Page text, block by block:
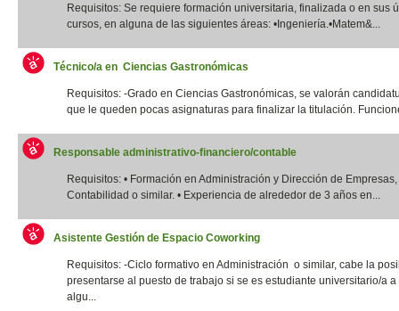
Requisitos: Se requiere formación universitaria, finalizada o en sus
cursos, en alguna de las siguientes áreas: •Ingeniería.•Matem&...
Técnico/a en Ciencias Gastronómicas
Requisitos: -Grado en Ciencias Gastronómicas, se valorán
que le queden pocas asignaturas para finalizar la titulación.
Responsable administrativo-financiero/contable
Requisitos: • Formación en Administración y Dirección de
Contabilidad o similar. • Experiencia de alrededor de 3 años en...
Asistente Gestión de Espacio Coworking
Requisitos: -Ciclo formativo en Administración o similar, cabe la
presentarse al puesto de trabajo si se es estudiante universitario/a a
algu...